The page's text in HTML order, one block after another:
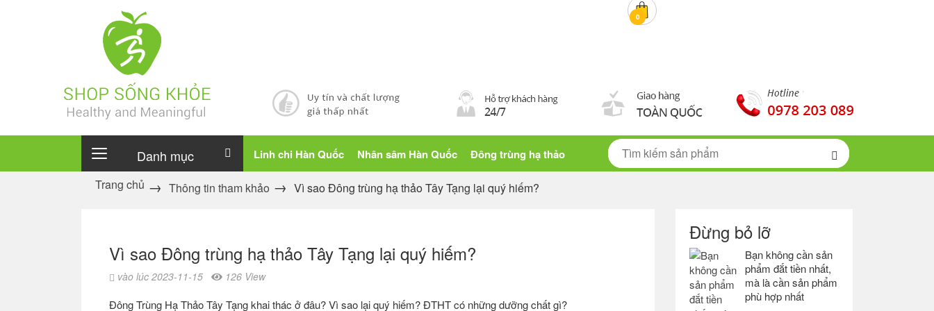
0
Danh mục Linh chi Hàn Quốc Nhân sâm Hàn Quốc Đông trùng hạ thảo
Trang chủ Thông tin tham khảo Vì sao Đông trùng hạ thảo Tây Tạng lại quý hiếm?
Vì sao Đông trùng hạ thảo Tây Tạng lại quý hiếm?
vào lúc 2023-11-15 126 View
Đông Trùng Hạ Thảo Tây Tạng khai thác ở đâu? Vì sao lại quý hiếm? ĐTHT có những dưỡng chất gì?
Đừng bỏ lỡ
Bạn không cần sản
phẩm đắt tiền nhất,
mà là cần sản phẩm
phù hợp nhất